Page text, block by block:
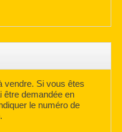
vendre. Si vous êtes
être demandée en
le numéro de